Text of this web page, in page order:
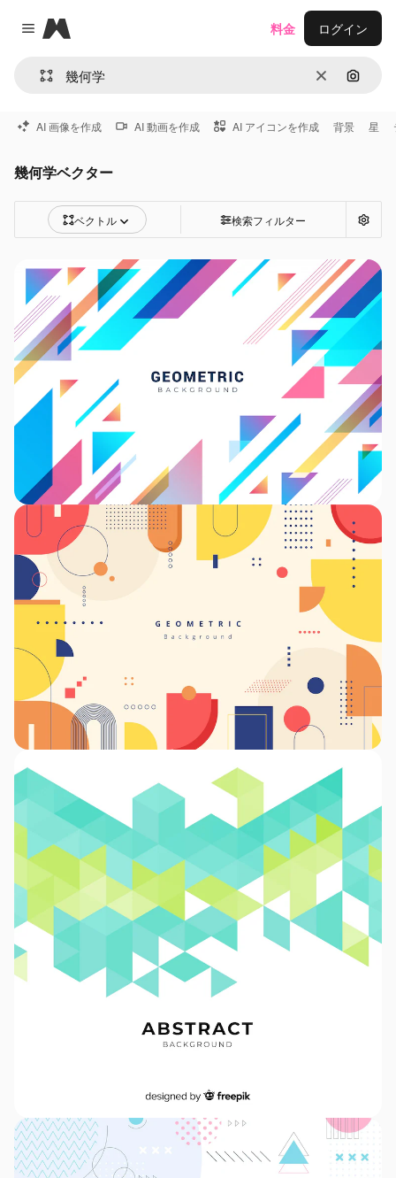
Close menu
Magnific
消去 画像で
料金 ログイン
AI 画像を作成 AI 動画を作成 AI アイコンを作成 背景 星
幾何学ベクター
ベクトル 検索フィルター